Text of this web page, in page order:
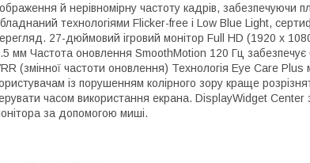
й нерівномірну частоту кадрів, забезпечуючи
технологіями Flicker-free і Low Blue Light,
27-дюймовий ігровий монітор Full HD (1920 x
мм Частота оновлення SmoothMotion 120 Гц
(змінної частоти оновлення) Технологія Eye Care
із порушенням колірного зору краще
часом використання екрана. DisplayWidget
за допомогою миші.